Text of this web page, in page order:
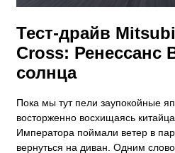
Тест-драйв
Cross: Ренессанс
солнца
Пока мы тут пели заупокойные
восторженно восхищаясь
Императора поймали ветер в
вернуться на диван. Одним